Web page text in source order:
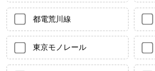
都電荒川線
東京モノレール